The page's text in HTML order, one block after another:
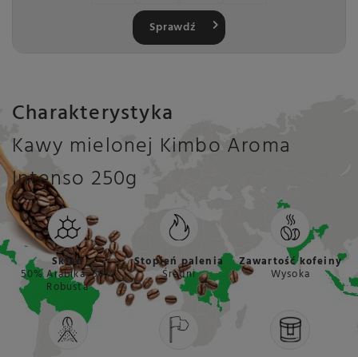
Sprawdź
Charakterystyka
Kawy mielonej Kimbo Aroma
Intenso 250g
Skład
50% Arabika, 50%
Robusta
Stopień palenia
Średni
Zawartość kofeiny
Wysoka